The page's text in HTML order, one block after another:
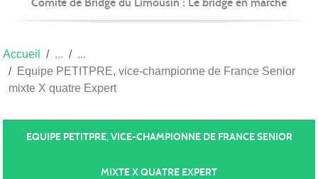
Accueil
Equipe PETITPRE, vice-championne de France Senior
mixte X quatre Expert
EQUIPE PETITPRE, VICE-CHAMPIONNE DE FRANCE SENIOR
MIXTE X QUATRE EXPERT